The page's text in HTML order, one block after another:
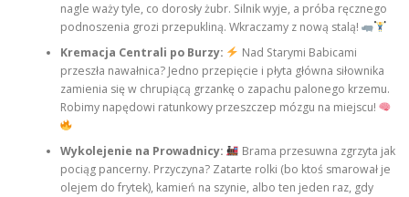
nagle waży tyle, co dorosły żubr. Silnik wyje, a próba ręcznego
podnoszenia grozi przepukliną. Wkraczamy z nową stalą!
Kremacja Centrali po Burzy:
Nad Starymi Babicami
przeszła nawałnica? Jedno przepięcie i płyta główna siłownika
zamienia się w chrupiącą grzankę o zapachu palonego krzemu.
Robimy napędowi ratunkowy przeszczep mózgu na miejscu!
Wykolejenie na Prowadnicy:
Brama przesuwna zgrzyta jak
pociąg pancerny. Przyczyna? Zatarte rolki (bo ktoś smarował je
olejem do frytek), kamień na szynie, albo ten jeden raz, gdy